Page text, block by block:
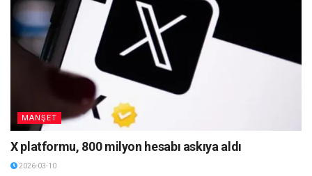
MANŞET
X platformu, 800 milyon hesabı askıya aldı
2026-03-10